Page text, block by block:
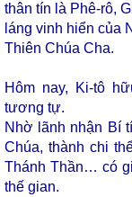
thân tín là Phê-rô,
láng vinh hiển của
Thiên Chúa Cha.
Hôm nay, Ki-tô
tương tự.
Nhờ lãnh nhận Bí
Chúa, thành chi
Thánh Thần… có
thế gian.